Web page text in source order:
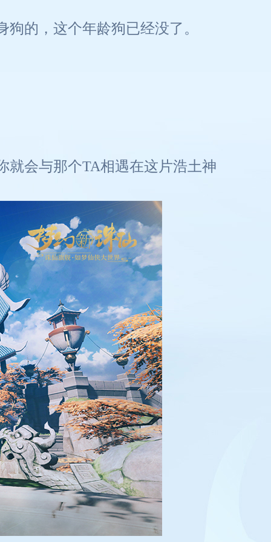
的，这个年龄狗已经没了。
就会与那个TA相遇在这片浩土神